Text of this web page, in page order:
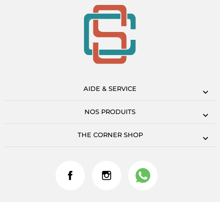
AIDE & SERVICE
NOS PRODUITS
THE CORNER SHOP